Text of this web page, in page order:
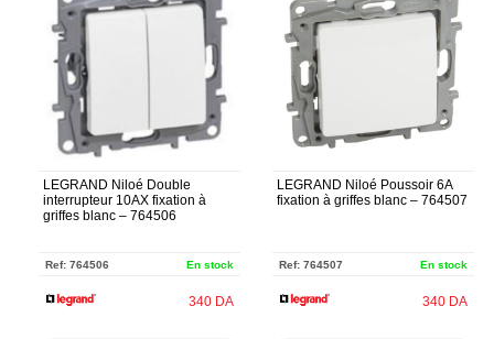
LEGRAND Niloé Double
interrupteur 10AX fixation à
griffes blanc – 764506
Ref: 764506 En stock
340 DA
LEGRAND Niloé Poussoir 6A
fixation à griffes blanc – 764507
Ref: 764507 En stock
340 DA